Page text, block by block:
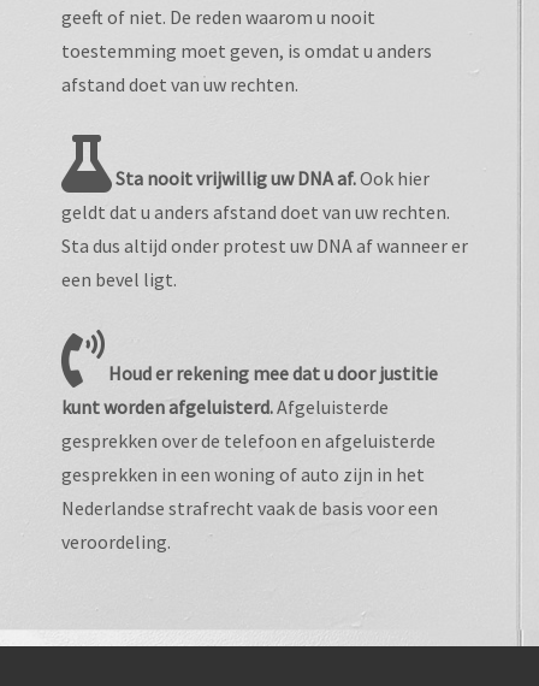
geeft of niet. De reden waarom u nooit
toestemming moet geven, is omdat u anders
afstand doet van uw rechten.
Sta nooit vrijwillig uw DNA af.Ook hier
geldt dat u anders afstand doet van uw rechten.
Sta dus altijd onder protest uw DNA af wanneer er
een bevel ligt.
Houd er rekening mee dat u door justitie
kunt worden afgeluisterd.Afgeluisterde
gesprekken over de telefoon en afgeluisterde
gesprekken in een woning of auto zijn in het
Nederlandse strafrecht vaak de basis voor een
veroordeling.